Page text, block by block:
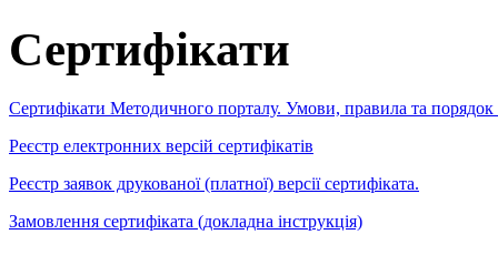
Сертифікати
Сертифікати Методичного порталу. Умови, правила та порядок
Реєстр електронних версій сертифікатів
Реєстр заявок друкованої (платної) версії сертифіката.
Замовлення сертифіката (докладна інструкція)